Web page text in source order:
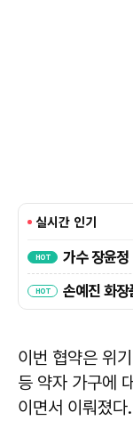
이번 협약은 위
등 약자 가구에
이면서 이뤄졌다.